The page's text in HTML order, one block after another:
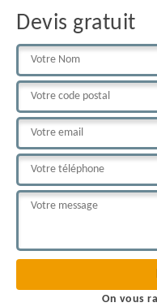
Devis gratuit
On vous